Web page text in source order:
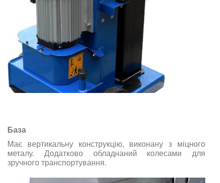
База
Має вертикальну конструкцію, виконану з міцного
металу. Додатково обладнаний колесами для
зручного транспортування.